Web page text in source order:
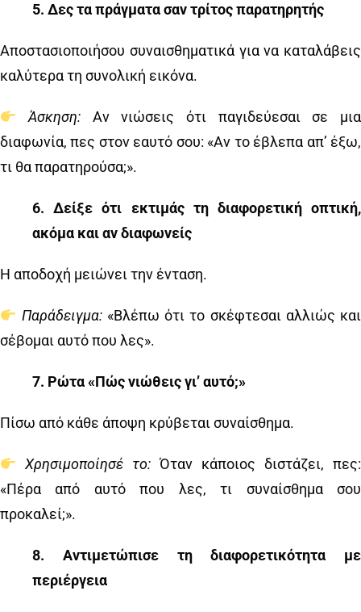
5️. Δες τα πράγματα σαν τρίτος παρατηρητής
Αποστασιοποιήσου συναισθηματικά για να καταλάβεις
καλύτερα τη συνολική εικόνα.
Άσκηση: Αν νιώσεις ότι παγιδεύεσαι σε μια
διαφωνία, πες στον εαυτό σου: «Αν το έβλεπα απ’ έξω,
τι θα παρατηρούσα;».
6️.Δείξε ότι εκτιμάς τη διαφορετική οπτική,
ακόμα και αν διαφωνείς
Η αποδοχή μειώνει την ένταση.
Παράδειγμα:«Βλέπω ότι το σκέφτεσαι αλλιώς και
σέβομαι αυτό που λες».
7️. Ρώτα «Πώς νιώθεις γι’ αυτό;»
Πίσω από κάθε άποψη κρύβεται συναίσθημα.
Χρησιμοποίησέ το: Όταν κάποιος διστάζει, πες:
«Πέρα από αυτό που λες, τι συναίσθημα σου
προκαλεί;».
8️. Αντιμετώπισε τη διαφορετικότητα με
περιέργεια